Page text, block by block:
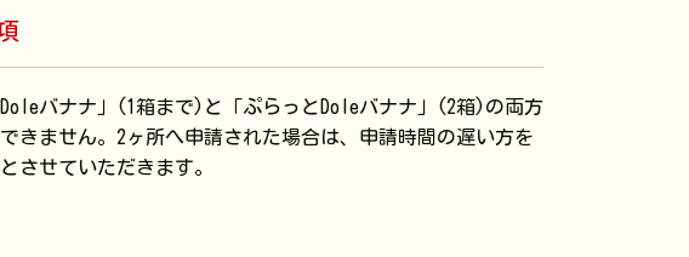
Doleバナナ」(1箱まで)と「ぷらっとDoleバナナ」(2箱)の両方
きません。2ヶ所へ申請された場合は、申請時間の遅い方を
させていただきます。